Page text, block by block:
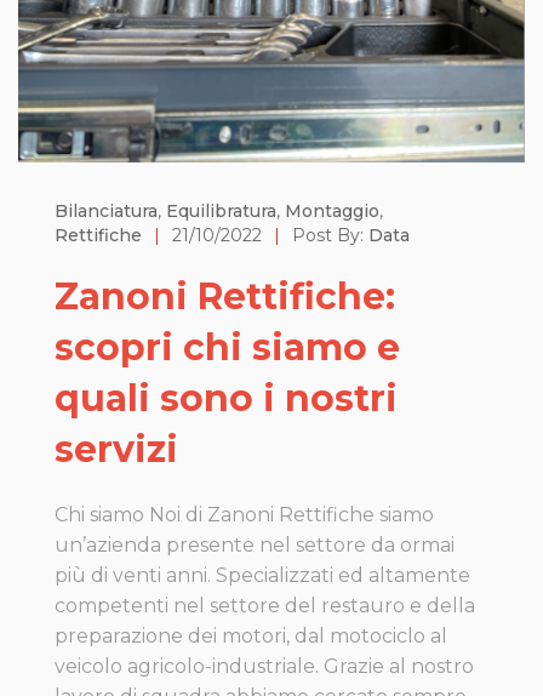
Bilanciatura, Equilibratura, Montaggio,
Rettifiche
21/10/2022 Post By: Data
Zanoni Rettifiche:
scopri chi siamo e
quali sono i nostri
servizi
Chi siamo Noi di Zanoni Rettifiche siamo
un’azienda presente nel settore da ormai
più di venti anni. Specializzati ed altamente
competenti nel settore del restauro e della
preparazione dei motori, dal motociclo al
veicolo agricolo-industriale. Grazie al nostro